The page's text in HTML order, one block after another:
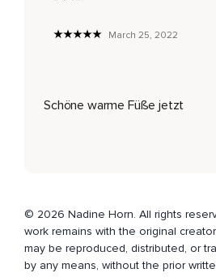
Atme mit der Idee,
Und dass du mit dem Ausatmen
Eine Veränderung deiner
Indem du dich auf deinen Atem
March 25, 2022
Schöne warme Füße jetzt
© 2026 Nadine Horn. All rights
work remains with the original
may be reproduced, distributed, or
by any means, without the prior